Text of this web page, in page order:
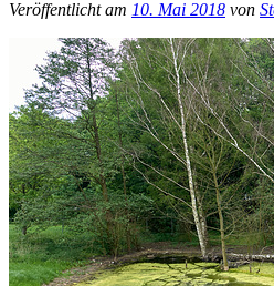
Veröffentlicht am 10. Mai 2018 von